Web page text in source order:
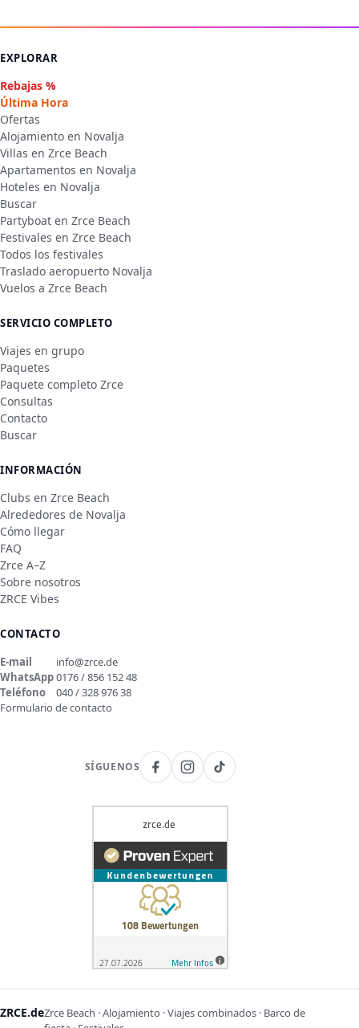
EXPLORAR
Rebajas %
Última Hora
Ofertas
Alojamiento en Novalja
Villas en Zrce Beach
Apartamentos en Novalja
Hoteles en Novalja
Buscar
Partyboat en Zrce Beach
Festivales en Zrce Beach
Todos los festivales
Traslado aeropuerto Novalja
Vuelos a Zrce Beach
SERVICIO COMPLETO
Viajes en grupo
Paquetes
Paquete completo Zrce
Consultas
Contacto
Buscar
INFORMACIÓN
Clubs en Zrce Beach
Alrededores de Novalja
Cómo llegar
FAQ
Zrce A–Z
Sobre nosotros
ZRCE Vibes
CONTACTO
E-mail
info@zrce.de
WhatsApp0176 / 856 152 48
Teléfono
040 / 328 976 38
Formulario de contacto
SÍGUENOS
ZRCE.deZrce Beach · Alojamiento · Viajes combinados · Barco de